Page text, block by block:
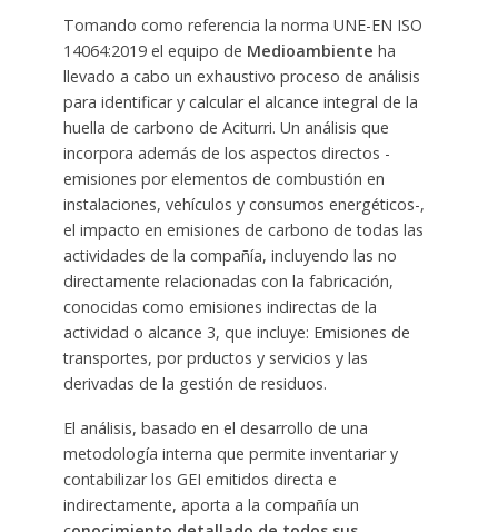
Tomando como referencia la norma UNE-EN ISO
14064:2019 el equipo de Medioambiente ha
llevado a cabo un exhaustivo proceso de análisis
para identificar y calcular el alcance integral de la
huella de carbono de Aciturri. Un análisis que
incorpora además de los aspectos directos -
emisiones por elementos de combustión en
instalaciones, vehículos y consumos energéticos-,
el impacto en emisiones de carbono de todas las
actividades de la compañía, incluyendo las no
directamente relacionadas con la fabricación,
conocidas como emisiones indirectas de la
actividad o alcance 3, que incluye: Emisiones de
transportes, por prductos y servicios y las
derivadas de la gestión de residuos.
El análisis, basado en el desarrollo de una
metodología interna que permite inventariar y
contabilizar los GEI emitidos directa e
indirectamente, aporta a la compañía un